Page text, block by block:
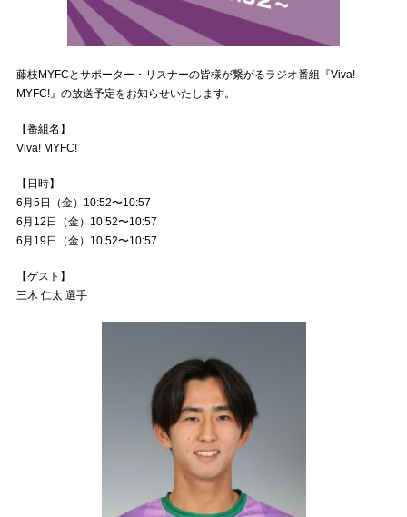
藤枝MYFCとサポーター・リスナーの皆様が繋がるラジオ番組『Viva!
MYFC!』の放送予定をお知らせいたします。
【番組名】
Viva! MYFC!
【日時】
6月5日（金）10:52〜10:57
6月12日（金）10:52〜10:57
6月19日（金）10:52〜10:57
【ゲスト】
三木 仁太 選手